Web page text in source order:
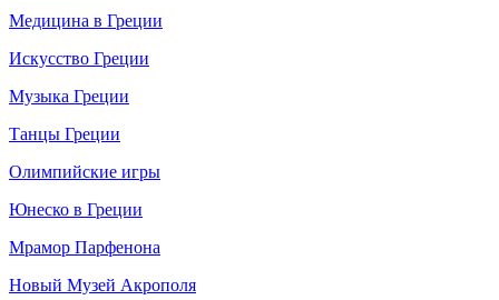
Медицина в Греции
Искусство Греции
Музыка Греции
Танцы Греции
Олимпийские игры
Юнеско в Греции
Мрамор Парфенона
Новый Музей Акрополя